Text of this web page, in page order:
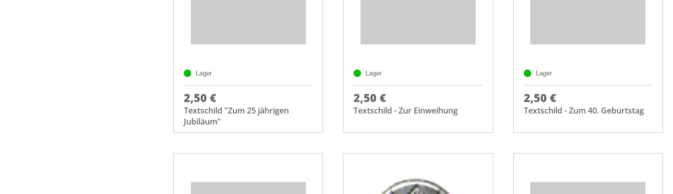
Lager
2,50 €
Textschild "Zum 25 jährigen
Jubiläum"
Lager
2,50 €
Textschild - Zur Einweihung
Lager
2,50 €
Textschild - Zum 40. Geburtstag